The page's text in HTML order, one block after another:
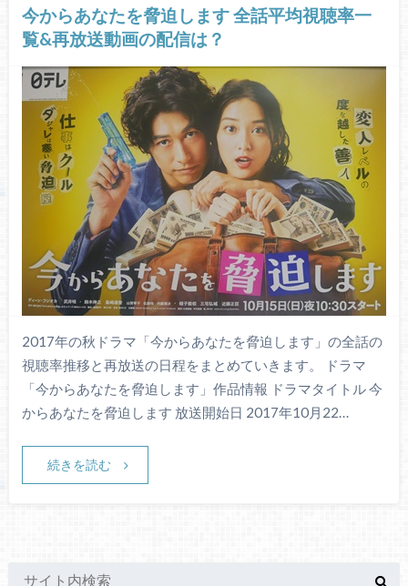
今からあなたを脅迫します 全話平均視聴率一
覧&再放送動画の配信は？
2017年の秋ドラマ「今からあなたを脅迫します」の全話の
視聴率推移と再放送の日程をまとめていきます。 ドラマ
「今からあなたを脅迫します」作品情報 ドラマタイトル 今
からあなたを脅迫します 放送開始日 2017年10月22…
続きを読む